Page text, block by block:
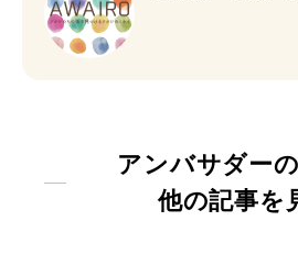
アンバサダー
他の記事を